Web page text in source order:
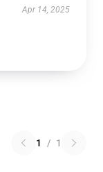
Apr 14, 2025
1 / 1